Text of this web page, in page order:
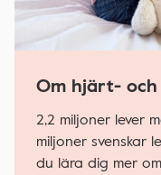
Om hjärt- och
2,2 miljoner lever
miljoner svenskar
du lära dig mer